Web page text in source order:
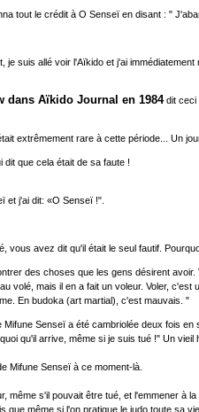
tout le crédit à O Senseï en disant : "
suis allé voir l'Aïkido et j'ai
dans Aïkido Journal en 1984dit ceci
extrêmement rare à cette période... Un
que cela était de sa faute !
et j'ai dit: «O Senseï !".
vous avez dit qu'il était le seul fautif.
des choses que les gens désirent
mais il en a fait un voleur. Voler,
En budoka (art martial), c'est mauvais. "
Senseï a été cambriolée deux fois
qu'il arrive, même si je suis tué !" Un
Mifune Senseï à ce moment-là.
s'il pouvait être tué, et l'emmener à
même si l'on pratique le judo toute sa